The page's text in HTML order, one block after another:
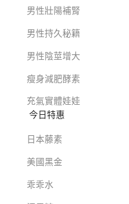
男性壯陽補腎
男性持久秘籍
男性陰莖增大
瘦身減肥酵素
充氣實體娃娃
今日特惠
日本藤素
美國黑金
乖乖水